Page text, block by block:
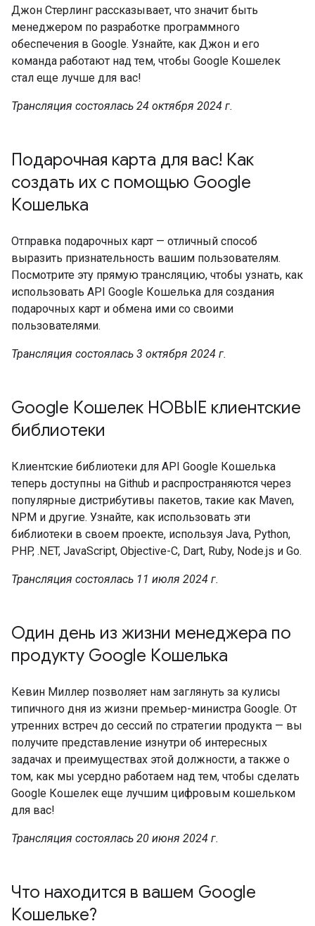
Джон Стерлинг рассказывает, что значит быть
менеджером по разработке программного
обеспечения в Google. Узнайте, как Джон и его
команда работают над тем, чтобы Google Кошелек
стал еще лучше для вас!
Трансляция состоялась 24 октября 2024 г.
Подарочная карта для вас! Как
создать их с помощью Google
Кошелька
Отправка подарочных карт — отличный способ
выразить признательность вашим пользователям.
Посмотрите эту прямую трансляцию, чтобы узнать, как
использовать API Google Кошелька для создания
подарочных карт и обмена ими со своими
пользователями.
Трансляция состоялась 3 октября 2024 г.
Google Кошелек НОВЫЕ клиентские
библиотеки
Клиентские библиотеки для API Google Кошелька
теперь доступны на Github и распространяются через
популярные дистрибутивы пакетов, такие как Maven,
NPM и другие. Узнайте, как использовать эти
библиотеки в своем проекте, используя Java, Python,
PHP, .NET, JavaScript, Objective-C, Dart, Ruby, Node.js и Go.
Трансляция состоялась 11 июля 2024 г.
Один день из жизни менеджера по
продукту Google Кошелька
Кевин Миллер позволяет нам заглянуть за кулисы
типичного дня из жизни премьер-министра Google. От
утренних встреч до сессий по стратегии продукта — вы
получите представление изнутри об интересных
задачах и преимуществах этой должности, а также о
том, как мы усердно работаем над тем, чтобы сделать
Google Кошелек еще лучшим цифровым кошельком
для вас!
Трансляция состоялась 20 июня 2024 г.
Что находится в вашем Google
Кошельке?